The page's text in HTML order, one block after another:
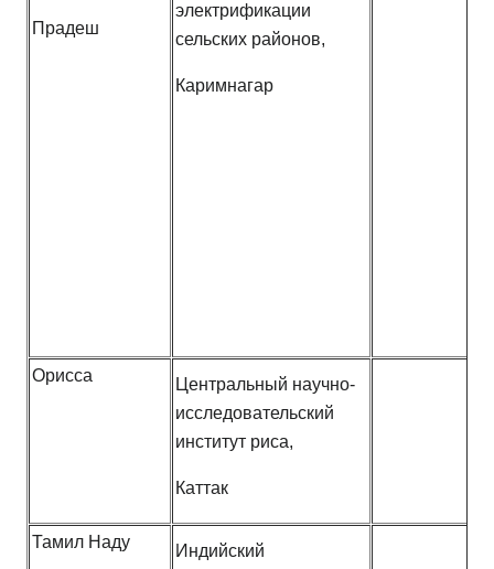
Прадеш
электрификации
сельских районов,
Каримнагар
Орисса
Центральный научно-
исследовательский
институт риса,
Каттак
Тамил Наду
Индийский